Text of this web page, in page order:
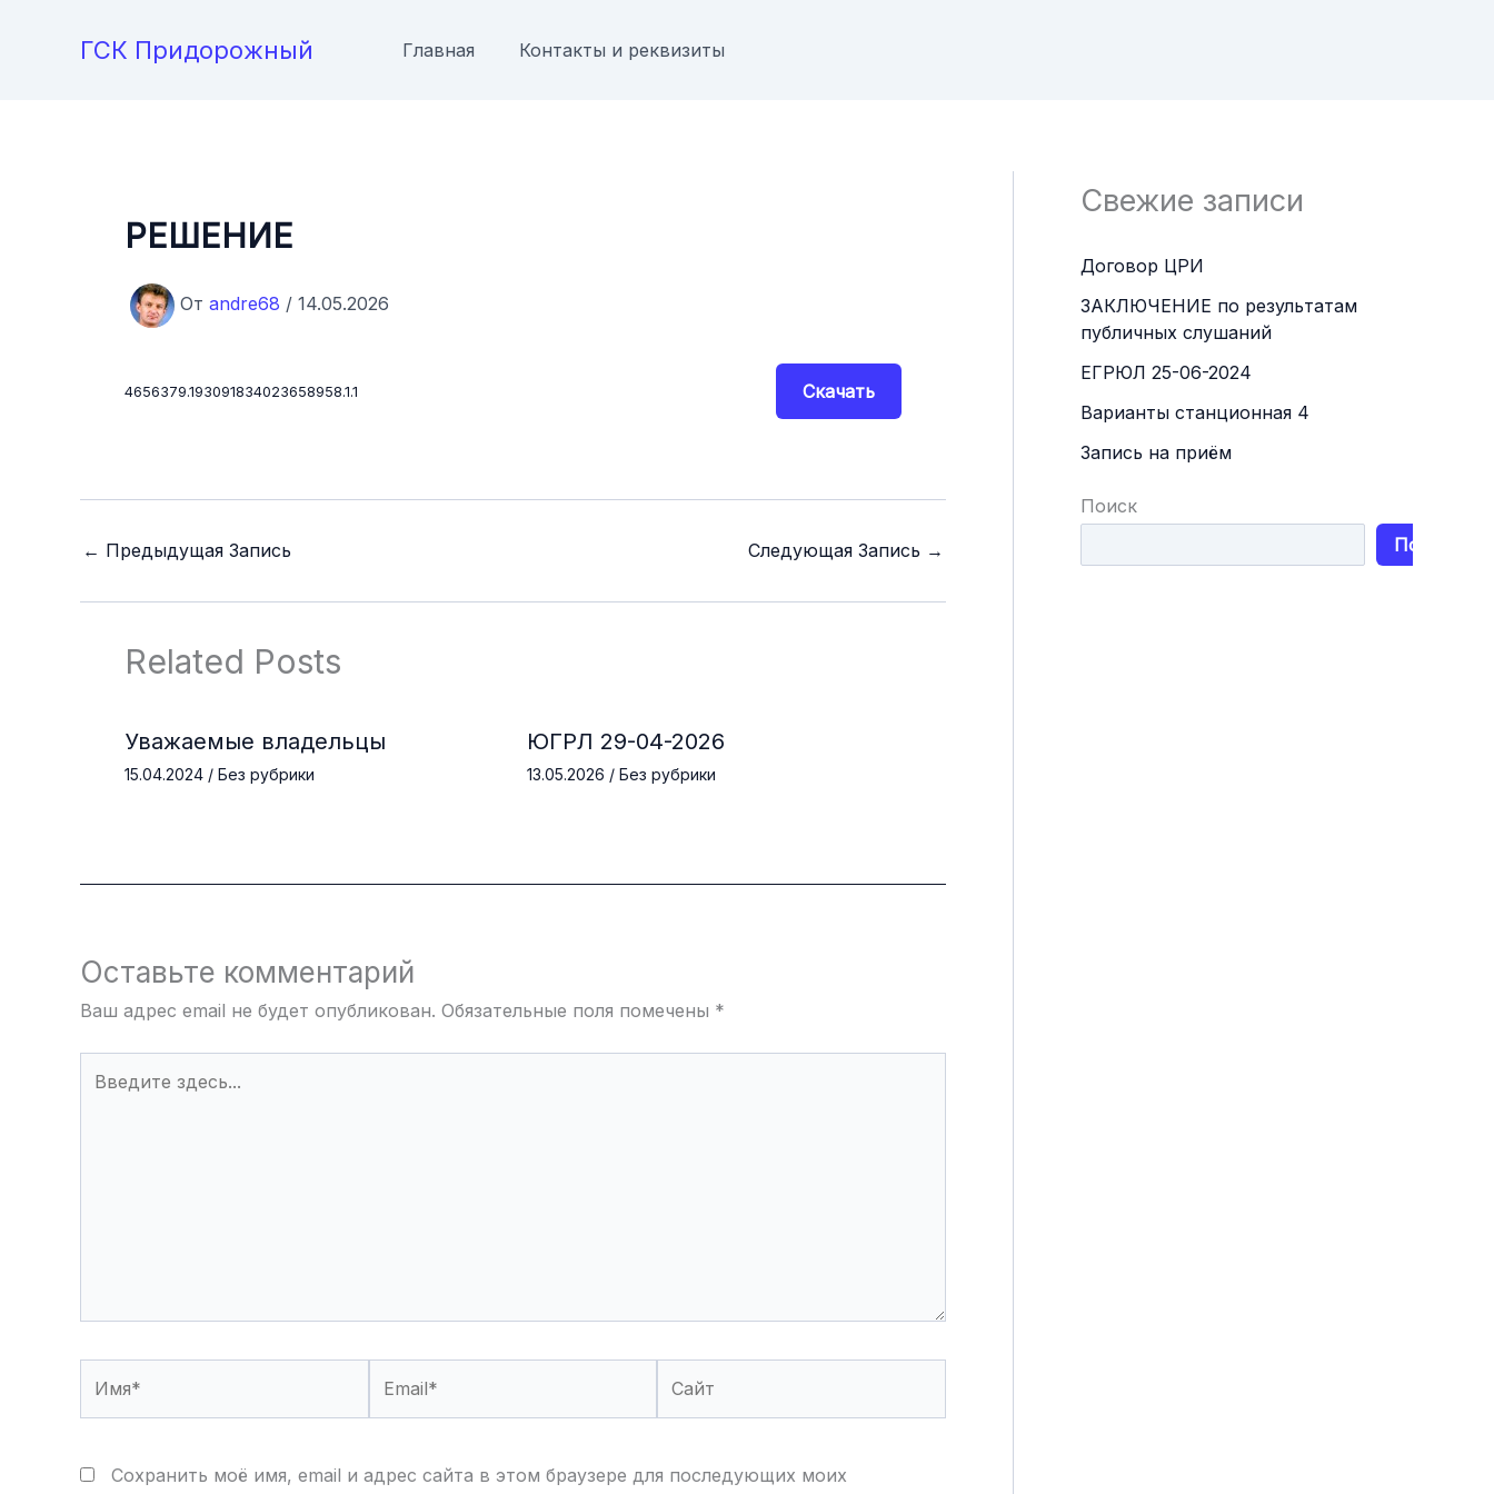
ГСК Придорожный Главная Контакты и реквизиты
РЕШЕНИЕ
От andre68 / 14.05.2026
4656379.193091834023658958.1.1 Скачать
← Предыдущая Запись Следующая Запись →
Related Posts
Уважаемые владельцы
15.04.2024 / Без рубрики
ЮГРЛ 29-04-2026
13.05.2026 / Без рубрики
Оставьте комментарий
Ваш адрес email не будет опубликован. Обязательные поля помечены *
здесь...
Сохранить моё имя, email и адрес сайта в этом браузере для последующих моих
Свежие записи
Договор ЦРИ
ЗАКЛЮЧЕНИЕ по результатам
публичных слушаний
ЕГРЮЛ 25-06-2024
Варианты станционная 4
Запись на приём
Поиск
Поиск